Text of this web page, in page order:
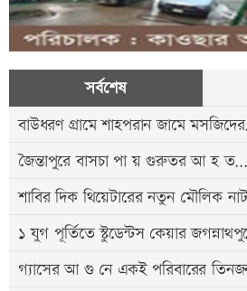
সর্বশেষ
বাউধরণ গ্রামে শাহপরান জামে
জৈন্তাপুরে বাসচা পা য় গুরুতর আ হ ত...
শাবির দিক থিয়েটারের নতুন মৌলিক
১ যুগ পূর্তিতে স্টুডেন্টস কেয়ার
গ্যাসের আ গু নে একই পরিবারের